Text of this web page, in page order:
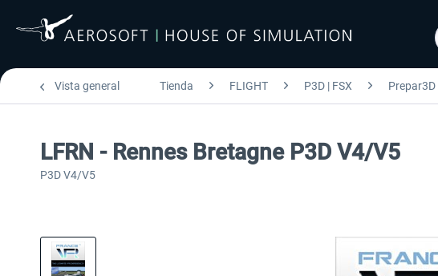
Vista general Tienda FLIGHT P3D | FSX Prepar3D
LFRN - Rennes Bretagne P3D V4/V5
P3D V4/V5